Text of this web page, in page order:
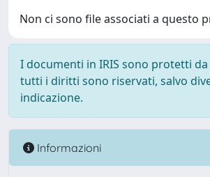
Non ci sono file associati a questo
I documenti in IRIS sono protetti
tutti i diritti sono riservati, salvo
indicazione.
Informazioni